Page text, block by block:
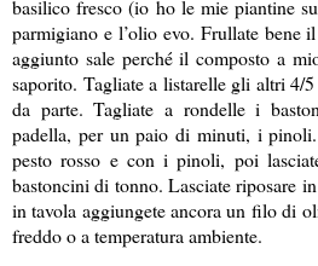
basilico fresco (io ho le mie piantine
parmigiano e l’olio evo. Frullate bene
aggiunto sale perché il composto a
saporito. Tagliate a listarelle gli altri 4/
da parte. Tagliate a rondelle i
padella, per un paio di minuti, i
pesto rosso e con i pinoli, poi
bastoncini di tonno. Lasciate riposare
in tavola aggiungete ancora un filo di
freddo o a temperatura ambiente.